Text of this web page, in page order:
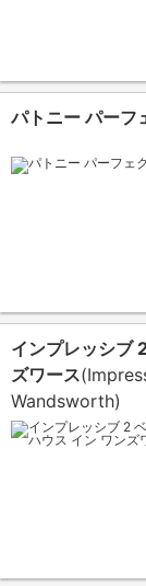
パトニー パーフ
インプレッシブ
ズワース
Wandsworth)